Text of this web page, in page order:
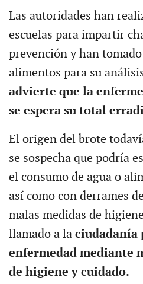
Las autoridades han
escuelas para impartir
prevención y han
alimentos para su
advierte que la
se espera su total
El origen del brote
se sospecha que podría
el consumo de agua o
así como con derrames
malas medidas de
llamado a la ciudadanía
enfermedad mediante
de higiene y cuidado.